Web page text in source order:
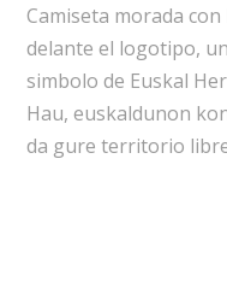
Camiseta morada
delante el logotipo,
simbolo de Euskal
Hau, euskaldunon
da gure territorio